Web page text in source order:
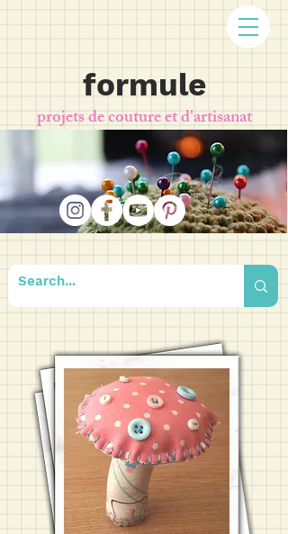
formule
projets de couture et d'artisanat